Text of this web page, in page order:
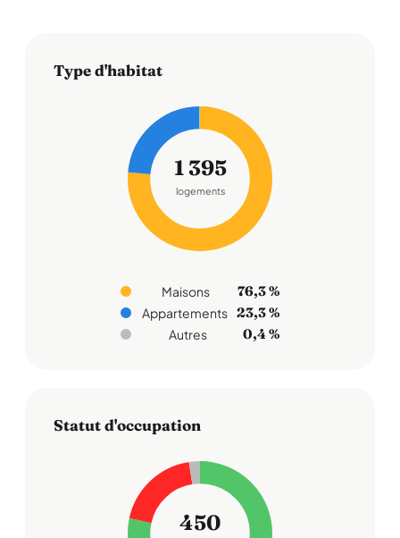
Type d'habitat
1 395
logements
Maisons 76,3 %
Appartements 23,3 %
Autres 0,4 %
Statut d'occupation
450